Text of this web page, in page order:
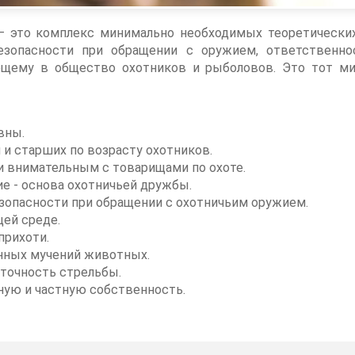
комплекс минимально необходимых
при обращении с оружием,
в общество охотников и рыболовов. Это тот
старших по возрасту охотников.
с товарищами по охоте.
- основа охотничьей дружбы.
при обращении с охотничьим оружием.
среде.
мучений животных.
стрельбы.
и частную собственность.